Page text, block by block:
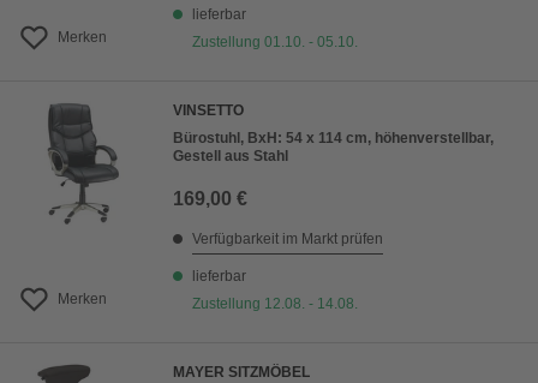
Merken
lieferbar
Zustellung 01.10. - 05.10.
Merken
VINSETTO
Bürostuhl, BxH: 54 x 114 cm, höhenverstellbar,
Gestell aus Stahl
169,00 €
Verfügbarkeit im Markt prüfen
lieferbar
Zustellung 12.08. - 14.08.
MAYER SITZMÖBEL